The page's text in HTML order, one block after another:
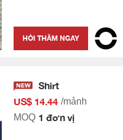
HỎI THĂM NGAY
Shirt
US$ 14.44 /mảnh
MOQ 1 đơn vị